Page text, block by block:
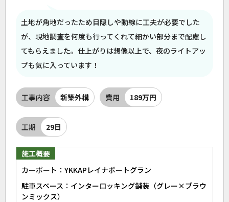
土地が角地だったため目隠しや動線に工夫が必要でした
が、現地調査を何度も行ってくれて細かい部分まで配慮し
てもらえました。仕上がりは想像以上で、夜のライトアッ
プも気に入っています！
工事内容 新築外構 費用 189万円
工期 29日
施工概要
カーポート：YKKAPレイナポートグラン
駐車スペース：インターロッキング舗装（グレー×ブラウ
ンミックス）